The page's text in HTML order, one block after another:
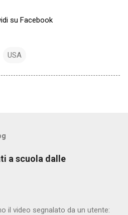
su Facebook
USA
a scuola dalle
il video segnalato da un utente: